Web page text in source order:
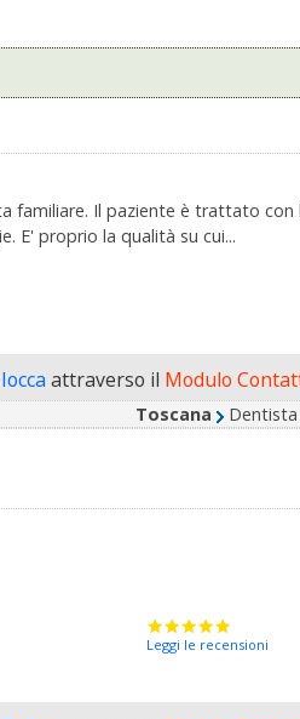
familiare. Il paziente è trattato con
E' proprio la qualità su cui...
attraverso il Modulo
Toscana Dentista
Leggi le recensioni